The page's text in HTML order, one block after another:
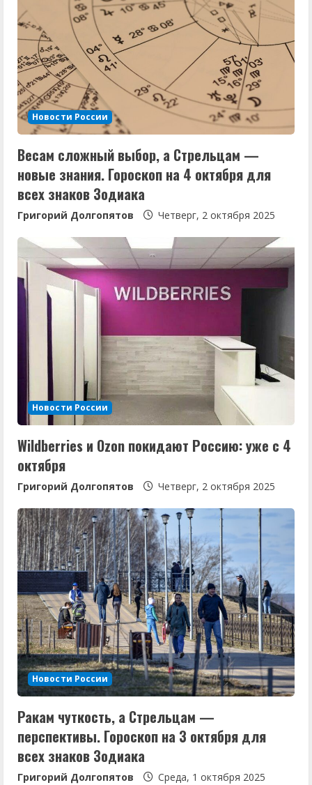
ь
ч
т
е
н
и
е
Новости России
Весам сложный выбор, а Стрельцам —
новые знания. Гороскоп на 4 октября для
всех знаков Зодиака
Григорий Долгопятов Четверг, 2 октября 2025
Новости России
Wildberries и Ozon покидают Россию: уже с 4
октября
Григорий Долгопятов Четверг, 2 октября 2025
Новости России
Ракам чуткость, а Стрельцам —
перспективы. Гороскоп на 3 октября для
всех знаков Зодиака
Григорий Долгопятов Среда, 1 октября 2025